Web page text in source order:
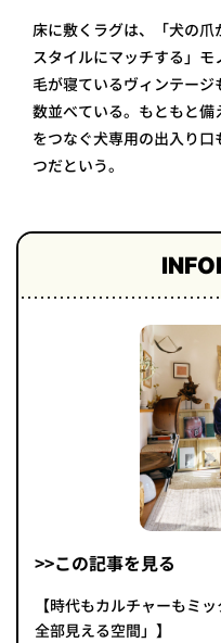
床に敷くラグは、「犬の
スタイルにマッチする」
毛が寝ているヴィンテー
数並べている。もともと
をつなぐ犬専用の出入り
つだという。
>>この記事を見る
【時代もカルチャーもミ
全部見える空間」】